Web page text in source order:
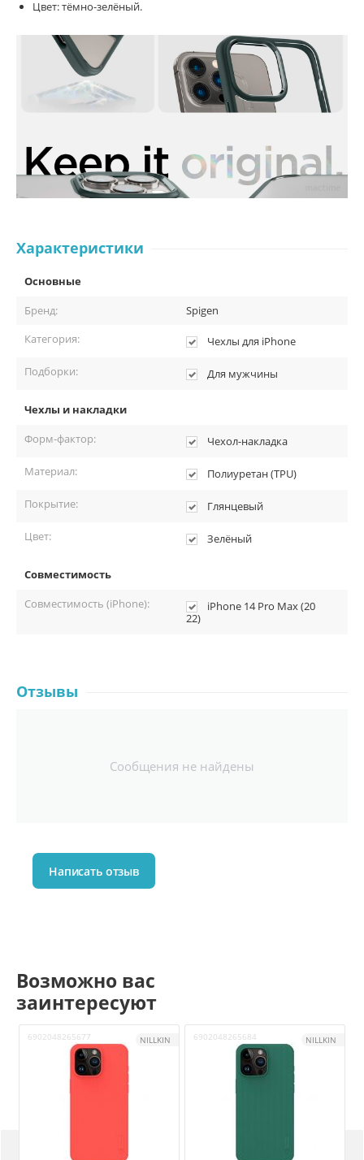
Цвет: тёмно-зелёный.
Характеристики
Основные
Бренд:
Spigen
Категория:
Чехлы для iPhone
Подборки: Для мужчины
Чехлы и накладки
Форм-фактор:
Чехол-накладка
Материал: Полиуретан (TPU)
Покрытие: Глянцевый
Цвет: Зелёный
Совместимость
Совместимость (iPhone):
iPhone 14 Pro Max (20
22)
Отзывы
Сообщения не найдены
Написать отзыв
Возможно вас
заинтересуют
6902048265677 NILLKIN 6902048265684 NILLKIN